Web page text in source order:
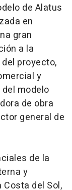
de Alatus
en
gran
a la
proyecto,
y
modelo
de obra
general de
de la
y
del Sol,